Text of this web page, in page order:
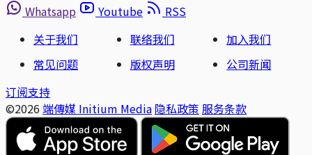
Whatsapp
Youtube
RSS
关于我们
联络我们
加入我们
常见问题
版权声明
公司新闻
订阅支持
©2026 端傳媒 Initium Media 隐私政策 服务条款